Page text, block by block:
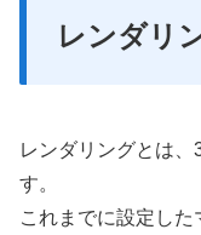
レンダリ
レンダリングとは
す。
これまでに設定し